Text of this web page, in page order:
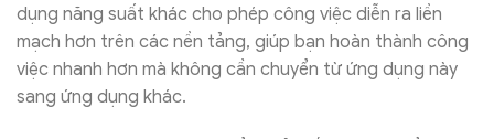
dụng năng suất khác cho phép công việc diễn ra liền
mạch hơn trên các nền tảng, giúp bạn hoàn thành công
việc nhanh hơn mà không cần chuyển từ ứng dụng này
sang ứng dụng khác.